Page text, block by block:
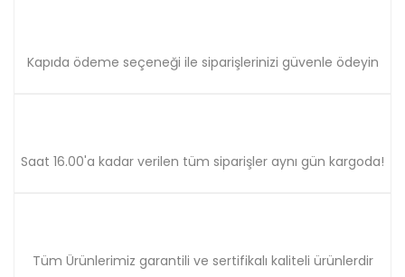
Bu ürüne benzer farklı alternatifler olmalı.
Gönder
Kapıda ödeme seçeneği ile siparişlerinizi güvenle ödeyin
Saat 16.00'a kadar verilen tüm siparişler aynı gün kargoda!
Tüm Ürünlerimiz garantili ve sertifikalı kaliteli ürünlerdir